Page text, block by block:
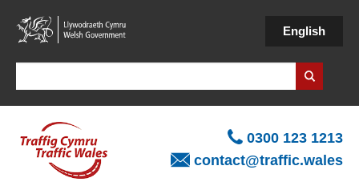
English
0300 123 1213
contact@traffic.wales